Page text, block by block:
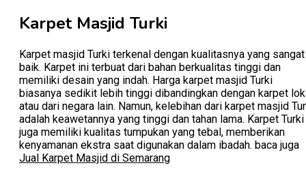
Karpet Masjid Turki
Karpet masjid Turki terkenal dengan kualitasnya yang sangat
baik. Karpet ini terbuat dari bahan berkualitas tinggi dan
memiliki desain yang indah. Harga karpet masjid Turki
biasanya sedikit lebih tinggi dibandingkan dengan karpet
atau dari negara lain. Namun, kelebihan dari karpet masjid
adalah keawetannya yang tinggi dan tahan lama. Karpet Turki
juga memiliki kualitas tumpukan yang tebal, memberikan
kenyamanan ekstra saat digunakan dalam ibadah. baca juga
Jual Karpet Masjid di Semarang